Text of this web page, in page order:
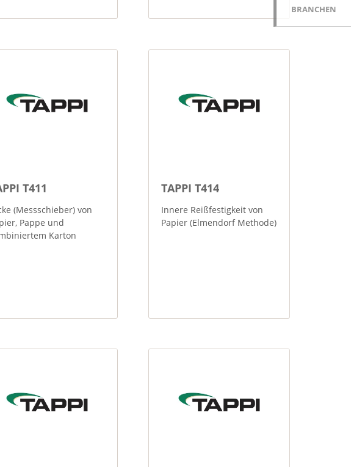
BRANCHEN
T411
(Messschieber) von
Pappe und
Karton
TAPPI T414
Innere Reißfestigkeit von
Papier (Elmendorf Methode)